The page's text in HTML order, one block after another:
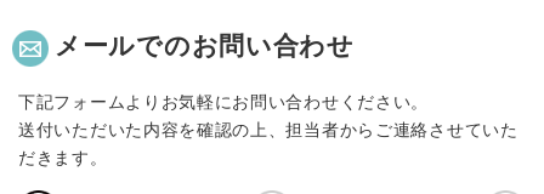
メールでのお問い合わせ
下記フォームよりお気軽にお問い合わせください。
送付いただいた内容を確認の上、担当者からご連絡させていた
だきます。